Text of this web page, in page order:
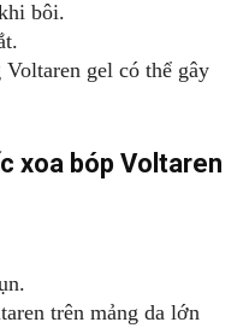
bôi.
gel có thể gây
xoa bóp Voltaren
trên mảng da lớn